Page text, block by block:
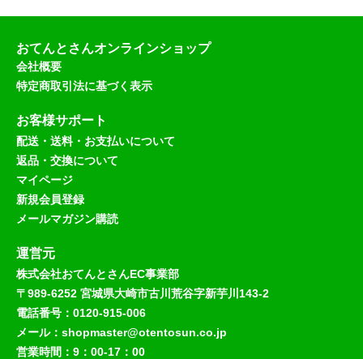
おてんとさんオンラインショップ
会社概要
特定商取引法に基づく表示
お客様サポート
配送・送料・お支払いについて
返品・交換について
マイページ
新規会員登録
メールマガジン購読
運営元
株式会社おてんとさんEC事業部
〒989-6252 宮城県大崎市古川荒谷字新芋川143-2
電話番号：0120-915-006
メール：shopmaster@otentosun.co.jp
営業時間：9：00-17：00